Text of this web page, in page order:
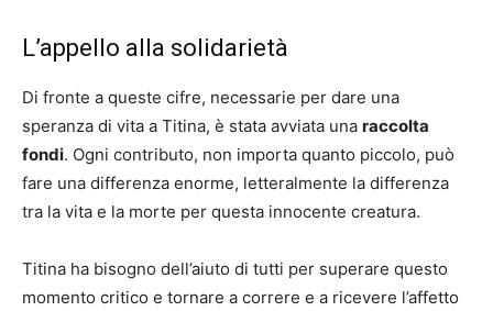
L’appello alla solidarietà
Di fronte a queste cifre, necessarie per dare una
speranza di vita a Titina, è stata avviata una raccolta
fondi. Ogni contributo, non importa quanto piccolo, può
fare una differenza enorme, letteralmente la differenza
tra la vita e la morte per questa innocente creatura.
Titina ha bisogno dell’aiuto di tutti per superare questo
momento critico e tornare a correre e a ricevere l’affetto